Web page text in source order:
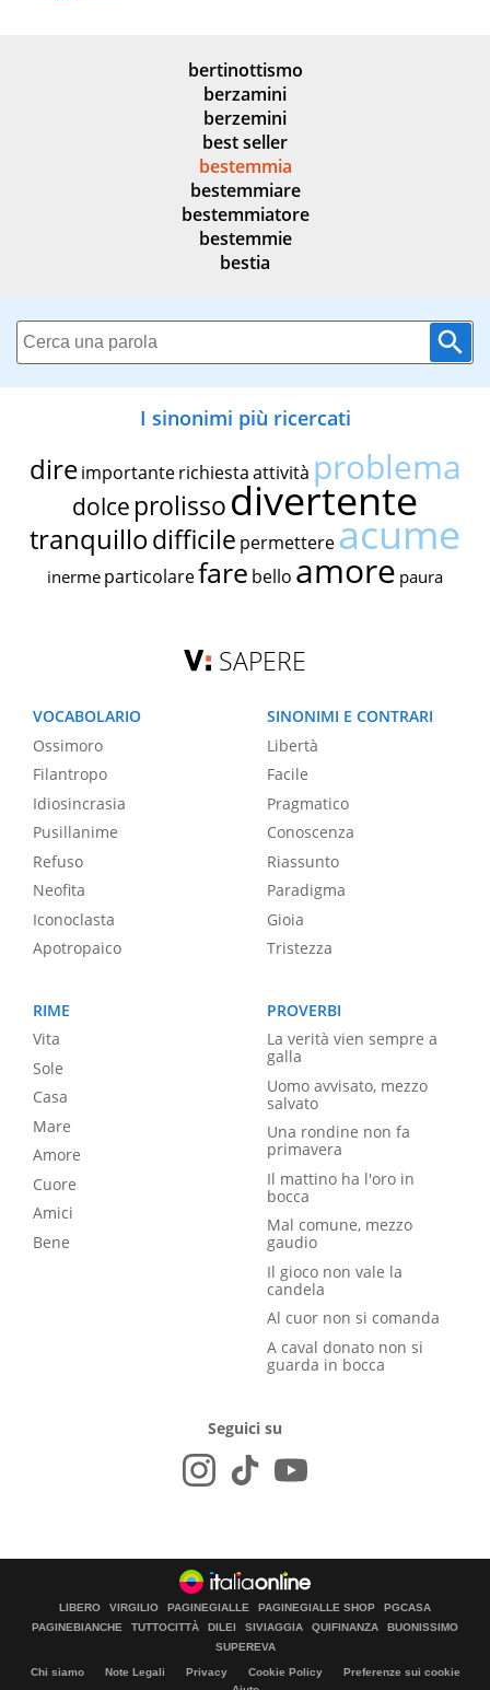
bertinottismo
berzamini
berzemini
best seller
bestemmia
bestemmiare
bestemmiatore
bestemmie
bestia
I sinonimi più ricercati
dire importante richiestaattività problema
dolce prolissodivertente
tranquillodifficile permettereacume
inerme particolarefare bello amore paura
SAPERE
VOCABOLARIO
Ossimoro
Filantropo
Idiosincrasia
Pusillanime
Refuso
Neofita
Iconoclasta
Apotropaico
SINONIMI E CONTRARI
Libertà
Facile
Pragmatico
Conoscenza
Riassunto
Paradigma
Gioia
Tristezza
RIME
Vita
Sole
Casa
Mare
Amore
Cuore
Amici
Bene
PROVERBI
La verità vien sempre a
galla
Uomo avvisato, mezzo
salvato
Una rondine non fa
primavera
Il mattino ha l'oro in
bocca
Mal comune, mezzo
gaudio
Il gioco non vale la
candela
Al cuor non si comanda
A caval donato non si
guarda in bocca
Seguici su
LIBERO VIRGILIO PAGINEGIALLE PAGINEGIALLE SHOP
PGCASA
PAGINEBIANCHE
TUTTOCITTÀ DILEI SIVIAGGIA QUIFINANZA
BUONISSIMO
SUPEREVA
Chi siamo Note Legali Privacy Cookie Policy
Preferenze sui cookie